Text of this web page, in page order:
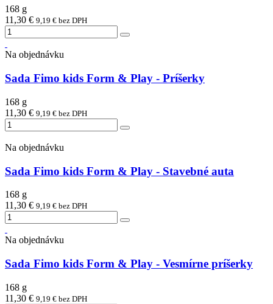
168 g
11,30 € 9,19 € bez DPH
Na objednávku
Sada Fimo kids Form & Play - Príšerky
168 g
11,30 € 9,19 € bez DPH
Na objednávku
Sada Fimo kids Form & Play - Stavebné auta
168 g
11,30 € 9,19 € bez DPH
Na objednávku
Sada Fimo kids Form & Play - Vesmírne príšerky
168 g
11,30 € 9,19 € bez DPH